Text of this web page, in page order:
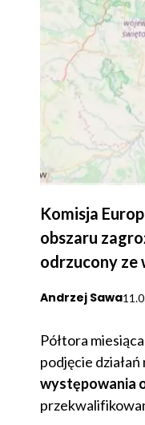
Komisja
obszaru
odrzucony ze
Andrzej Sawa
Półtora
podjęcie działań
występowania